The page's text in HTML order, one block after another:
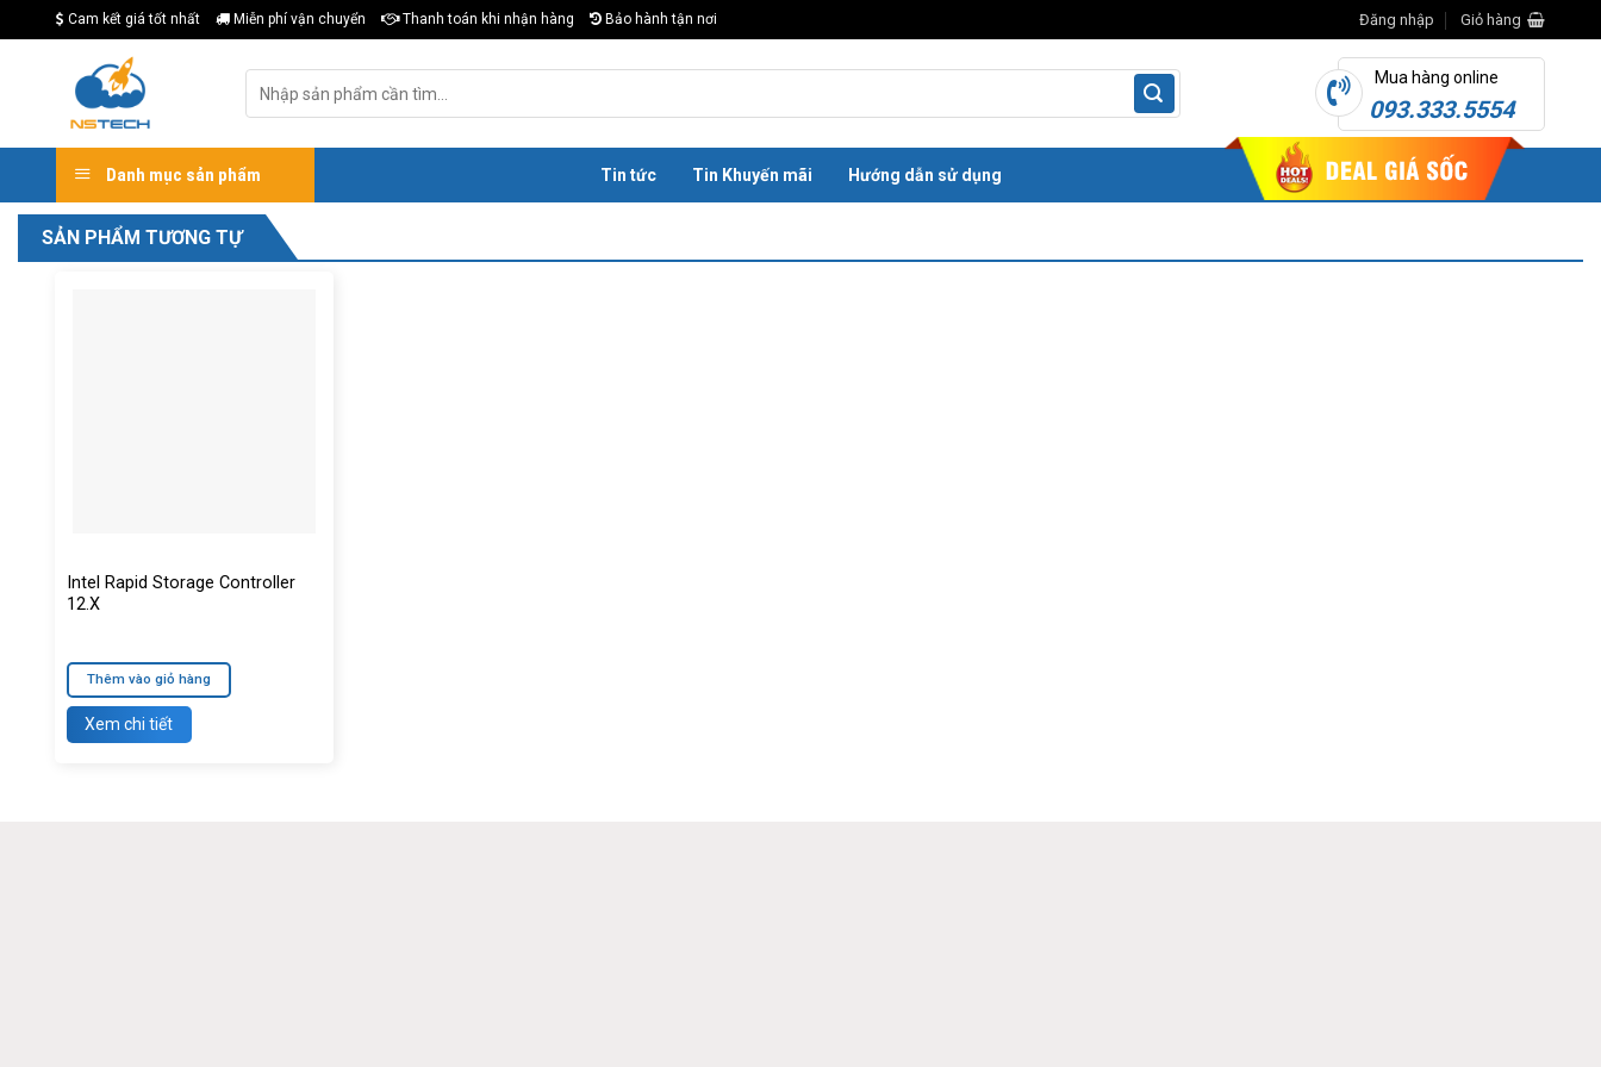
to
Cam kết giá tốt nhất Miễn phí vận chuyển Thanh toán khi nhận hàng Bảo hành tận nơi Đăng nhập Giỏ hàng
kiếm:
Mua hàng online
093.333.5554
Danh mục sản phẩm Tin tức Tin Khuyến mãi Hướng dẫn sử dụng
SẢN PHẨM TƯƠNG TỰ
Intel Rapid Storage Controller
12.X
Thêm vào giỏ hàng
Xem chi tiết